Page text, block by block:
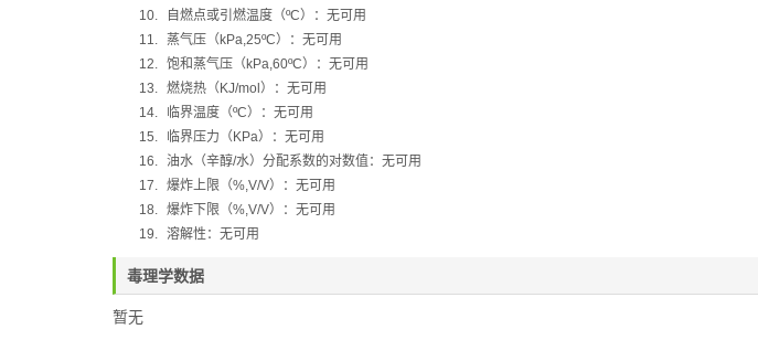
10.
自燃点或引燃温度（ºC）：无可用
11.
蒸气压（ kPa,25ºC）：无可用
12. 饱和蒸气压（ kPa,60ºC）：无可用
13. 燃烧热（ KJ/mol ）：无可用
14.
临界温度（ºC）：无可用
15.
临界压力（ KPa）：无可用
16. 油水（辛醇/水）分配系数的对数值：无可用
17. 爆炸上限（%,V/V）：无可用
18. 爆炸下限（%,V/V）：无可用
19. 溶解性：无可用
毒理学数据
暂无